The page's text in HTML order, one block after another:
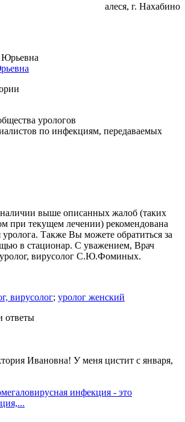
алеся, г. Нахабино
урологов
по инфекциям, передаваемых
выше описанных жалоб (таких
при текущем лечении) рекомендована
уролога. Также Вы можете обратиться за
в стационар. С уважением, Врач
вирусолог С.Ю.Фоминых.
вирусолог; уролог женский
ответы
Ивановна! У меня цистит с января,
инфекция - это